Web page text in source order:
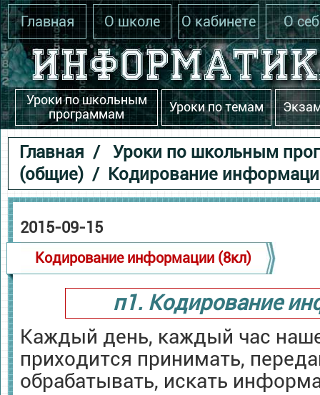
Главная О школе О кабинете О
Уроки по школьным
программам
Уроки по темам
Главная / Уроки по школьным
(общие) / Кодирование
2015-09-15
Кодирование информации (8кл)
п1. Кодирование
Каждый день, каждый час
приходится принимать,
обрабатывать, искать